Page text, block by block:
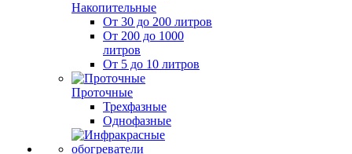
Накопительные
От 30 до 200 литров
От 200 до 1000
литров
От 5 до 10 литров
Проточные
Трехфазные
Однофазные